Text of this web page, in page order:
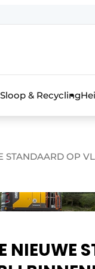
de aanmelding
voor de
&
Sloop & Recycling
STANDAARD OP
NIEUWE